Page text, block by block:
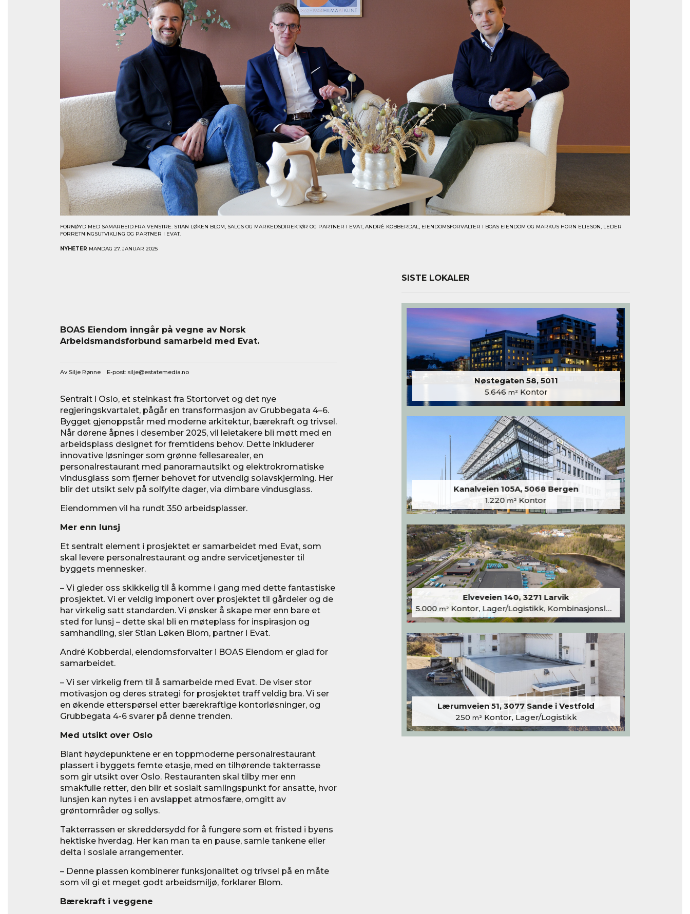
FORNØYD MED SAMARBEID.FRA VENSTRE: STIAN LØKEN BLOM, SALGS OG MARKEDSDIREKTØR OG PARTNER I EVAT, ANDRÈ KOBBERDAL, EIENDOMSFORVALTER I BOAS EIENDOM OG MARKUS HORN ELIESON, LEDER
FORRETNINGSUTVIKLING OG PARTNER I EVAT.
NYHETER MANDAG 27. JANUAR 2025
BOAS Eiendom inngår på vegne av Norsk
Arbeidsmandsforbund samarbeid med Evat.
Av Silje Rønne E-post: silje@estatemedia.no
Sentralt i Oslo, et steinkast fra Stortorvet og det nye
regjeringskvartalet, pågår en transformasjon av Grubbegata 4–6.
Bygget gjenoppstår med moderne arkitektur, bærekraft og trivsel.
Når dørene åpnes i desember 2025, vil leietakere bli møtt med en
arbeidsplass designet for fremtidens behov. Dette inkluderer
innovative løsninger som grønne fellesarealer, en
personalrestaurant med panoramautsikt og elektrokromatiske
vindusglass som fjerner behovet for utvendig solavskjerming. Her
blir det utsikt selv på solfylte dager, via dimbare vindusglass.
Eiendommen vil ha rundt 350 arbeidsplasser.
Mer enn lunsj
Et sentralt element i prosjektet er samarbeidet med Evat, som
skal levere personalrestaurant og andre servicetjenester til
byggets mennesker.
– Vi gleder oss skikkelig til å komme i gang med dette fantastiske
prosjektet. Vi er veldig imponert over prosjektet til gårdeier og de
har virkelig satt standarden. Vi ønsker å skape mer enn bare et
sted for lunsj – dette skal bli en møteplass for inspirasjon og
samhandling, sier Stian Løken Blom, partner i Evat.
André Kobberdal, eiendomsforvalter i BOAS Eiendom er glad for
samarbeidet.
– Vi ser virkelig frem til å samarbeide med Evat. De viser stor
motivasjon og deres strategi for prosjektet traff veldig bra. Vi ser
en økende etterspørsel etter bærekraftige kontorløsninger, og
Grubbegata 4-6 svarer på denne trenden.
Med utsikt over Oslo
Blant høydepunktene er en toppmoderne personalrestaurant
plassert i byggets femte etasje, med en tilhørende takterrasse
som gir utsikt over Oslo. Restauranten skal tilby mer enn
smakfulle retter, den blir et sosialt samlingspunkt for ansatte, hvor
lunsjen kan nytes i en avslappet atmosfære, omgitt av
grøntområder og sollys.
Takterrassen er skreddersydd for å fungere som et fristed i byens
hektiske hverdag. Her kan man ta en pause, samle tankene eller
delta i sosiale arrangementer.
– Denne plassen kombinerer funksjonalitet og trivsel på en måte
som vil gi et meget godt arbeidsmiljø, forklarer Blom.
Bærekraft i veggene
SISTE LOKALER
Nøstegaten 58, 5011
5.646 m²Kontor
Kanalveien 105A, 5068 Bergen
1.220 m² Kontor
Elveveien 140, 3271 Larvik
5.000m²Kontor, Lager/Logistikk, Kombinasjonslokaler
Lærumveien 51, 3077 Sande i Vestfold
250 m²Kontor, Lager/Logistikk